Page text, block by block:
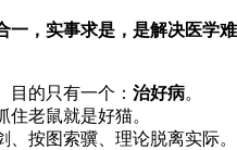
一，实事求是，是解决医学
目的只有一个： 治好病。
住老鼠就是好猫。
、按图索骥、理论脱离实际。